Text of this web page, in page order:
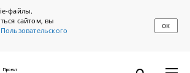
файлы.
сайтом, вы
Пользовательского
ОК
Проект